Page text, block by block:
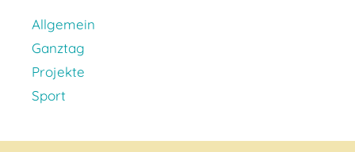
Allgemein
Ganztag
Projekte
Sport